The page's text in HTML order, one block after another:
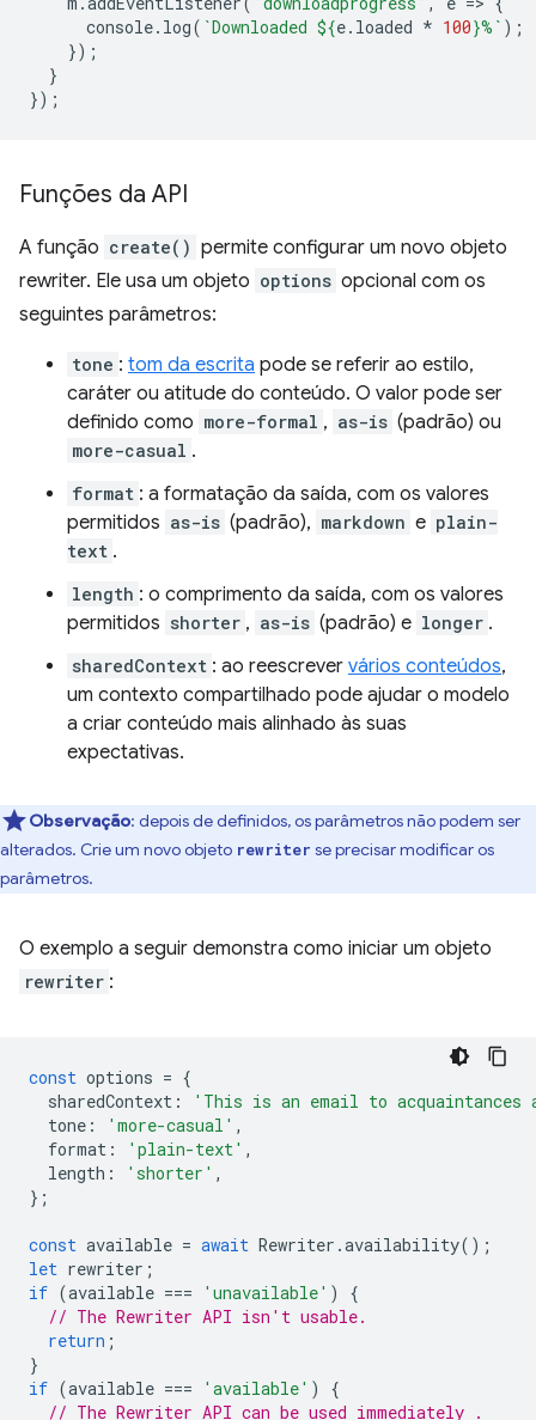
console. log( `Downloaded ${e. loaded * 100}%` );
});
}
});
Funções da API
A função create() permite configurar um novo objeto
rewriter. Ele usa um objeto options opcional com os
seguintes parâmetros:
tone : tom da escrita pode se referir ao estilo,
caráter ou atitude do conteúdo. O valor pode ser
definido como more-formal , as-is (padrão) ou
more-casual .
format : a formatação da saída, com os valores
permitidos as-is (padrão), markdown e plain-
text .
length : o comprimento da saída, com os valores
permitidos shorter , as-is (padrão) e longer .
sharedContext : ao reescrever vários conteúdos,
um contexto compartilhado pode ajudar o modelo
a criar conteúdo mais alinhado às suas
expectativas.
Observação: depois de definidos, os parâmetros não podem ser
alterados. Crie um novo objeto rewriter se precisar modificar os
parâmetros.
O exemplo a seguir demonstra como iniciar um objeto
rewriter :
const options = {
sharedContext :
'This is an email to acquaintances
tone : 'more-casual' ,
format : 'plain-text' ,
length : 'shorter' ,
};
const available = await Rewriter .availability();
let rewriter ;
if (available === 'unavailable' )
{
// The Rewriter API isn't usable.
return ;
}
if (available === 'available' )
{
// The Rewriter API can be used immediately .